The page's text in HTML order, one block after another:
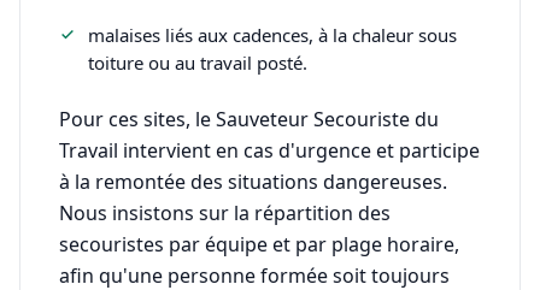
malaises liés aux cadences, à la chaleur sous
toiture ou au travail posté.
Pour ces sites, le Sauveteur Secouriste du
Travail intervient en cas d'urgence et participe
à la remontée des situations dangereuses.
Nous insistons sur la répartition des
secouristes par équipe et par plage horaire,
afin qu'une personne formée soit toujours